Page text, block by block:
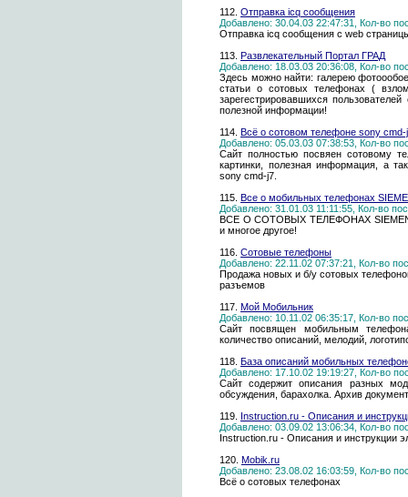
112. Отправка icq сообщения
Добавлено: 30.04.03 22:47:31, Кол-во
Отправка icq сообщения с web
113. Развлекательный Портал ГРАД
Добавлено: 18.03.03 20:36:08, Кол-во
Здесь можно найти: галерею
статьи о сотовых телефонах (
зарегестрировавшихся
полезной информации!
114. Всё о сотовом телефоне sony cmd-
Добавлено: 05.03.03 07:38:53, Кол-во
Сайт полностью посвяен сотовому
картинки, полезная информация, а
sony cmd-j7.
115. Все о мобильных телефонах
Добавлено: 31.01.03 11:11:55, Кол-во
ВСЕ О СОТОВЫХ ТЕЛЕФОНАХ SIEMENS:
и многое другое!
116. Сотовые телефоны
Добавлено: 22.11.02 07:37:21, Кол-во
Продажа новых и б/у сотовых
разъемов
117. Мой Мобильник
Добавлено: 10.11.02 06:35:17, Кол-во
Сайт посвящен мобильным
количество описаний, мелодий,
118. База описаний мобильных
Добавлено: 17.10.02 19:19:27, Кол-во
Сайт содержит описания разных
обсуждения, барахолка. Архив
119. Instruction.ru - Описания и
Добавлено: 03.09.02 13:06:34, Кол-во
Instruction.ru - Описания и инструкции
120. Mobik.ru
Добавлено: 23.08.02 16:03:59, Кол-во
Всё о сотовых телефонах